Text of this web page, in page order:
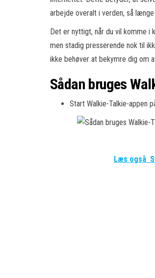
arbejde overalt i verden, så
Det er nyttigt, når du vil komme i
men stadig presserende nok til
ikke behøver at bekymre dig om
Sådan bruges
Start Walkie-Talkie-appen
Læs også